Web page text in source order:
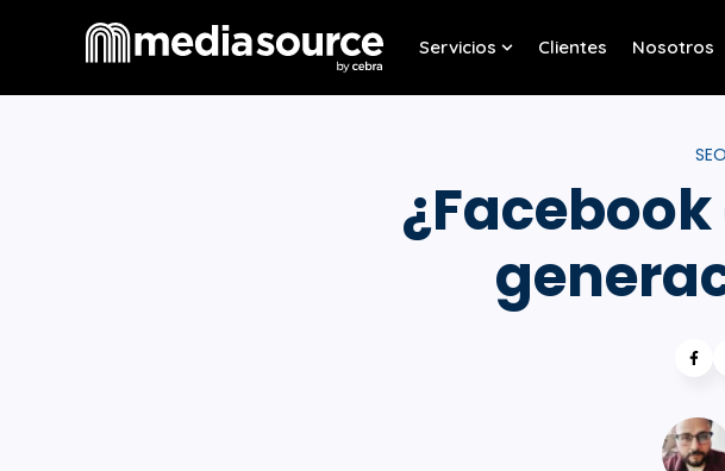
Servicios
Show submenu for
Clientes Nosotros
SEO